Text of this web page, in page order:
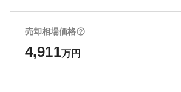
売却相場価格
4,911万円